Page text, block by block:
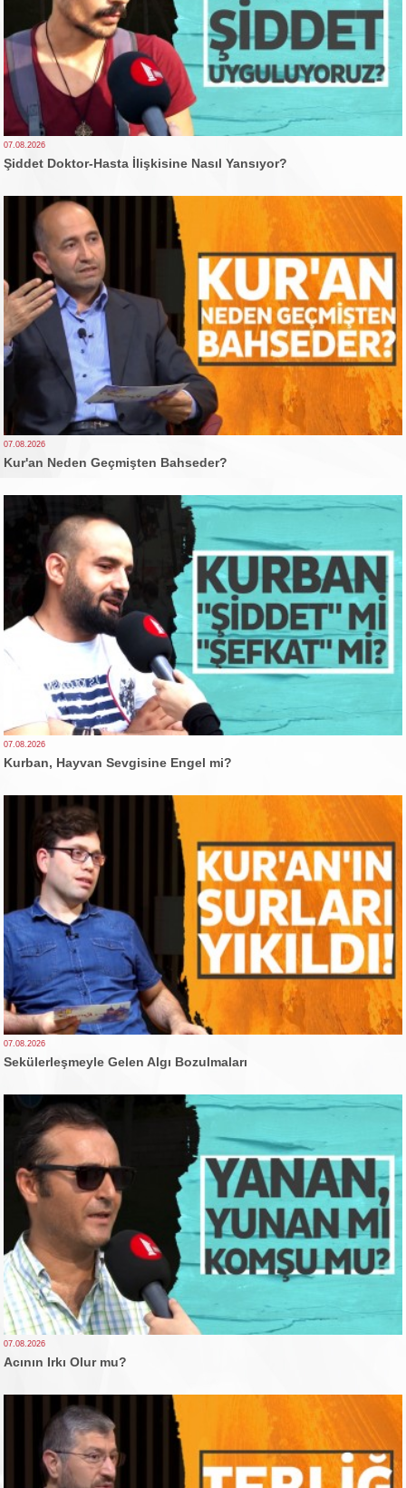
07.08.2026
Şiddet Doktor-Hasta İlişkisine Nasıl Yansıyor?
07.08.2026
Kur'an Neden Geçmişten Bahseder?
07.08.2026
Kurban, Hayvan Sevgisine Engel mi?
07.08.2026
Sekülerleşmeyle Gelen Algı Bozulmaları
07.08.2026
Acının Irkı Olur mu?